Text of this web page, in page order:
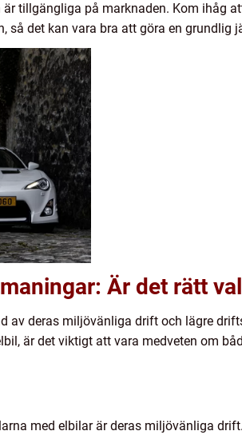
tillgängliga på marknaden. Kom ihåg
så det kan vara bra att göra en grundlig
Är det rätt
av deras miljövänliga drift och lägre
är det viktigt att vara medveten om
med elbilar är deras miljövänliga